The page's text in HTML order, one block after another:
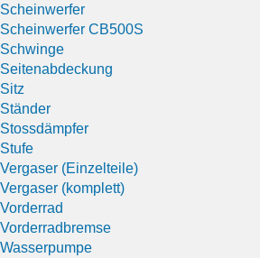
Scheinwerfer
Scheinwerfer CB500S
Schwinge
Seitenabdeckung
Sitz
Ständer
Stossdämpfer
Stufe
Vergaser (Einzelteile)
Vergaser (komplett)
Vorderrad
Vorderradbremse
Wasserpumpe